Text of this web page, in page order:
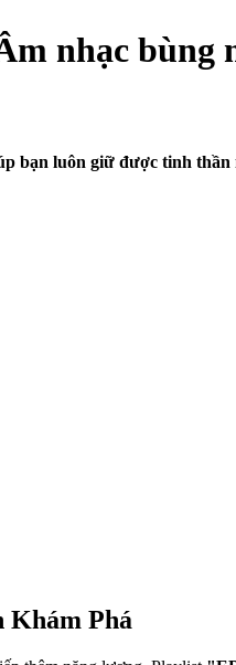
nhạc bùng
luôn giữ được tinh thần
Khám Phá